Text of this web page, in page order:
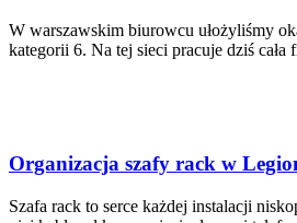
W warszawskim biurowcu ułożyliśmy
kategorii 6. Na tej sieci pracuje dziś cała
Organizacja szafy rack w
Szafa rack to serce każdej instalacji